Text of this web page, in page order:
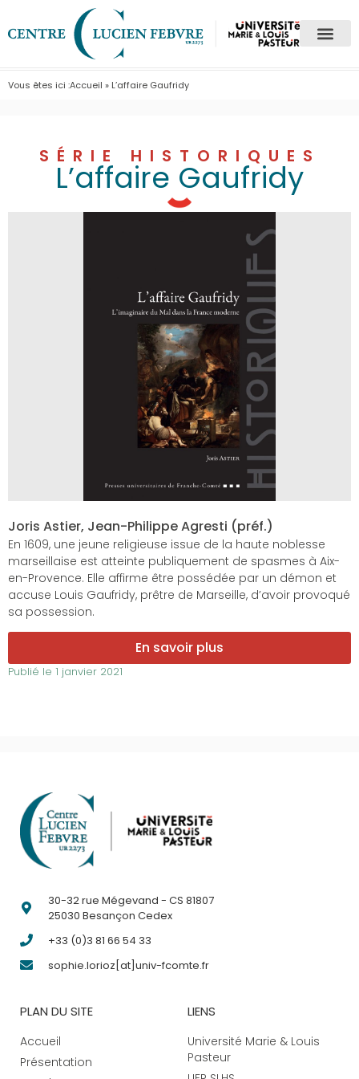
Vous êtes ici :Accueil » L’affaire Gaufridy
SÉRIE HISTORIQUES
L’affaire Gaufridy
Joris Astier, Jean-Philippe Agresti (préf.)
En 1609, une jeune religieuse issue de la haute noblesse
marseillaise est atteinte publiquement de spasmes à Aix-
en-Provence. Elle affirme être possédée par un démon et
accuse Louis Gaufridy, prêtre de Marseille, d’avoir provoqué
sa possession.
En savoir plus
Publié le 1 janvier 2021
30-32 rue Mégevand - CS 81807
25030 Besançon Cedex
+33 (0)3 81 66 54 33
sophie.lorioz[at]univ-fcomte.fr
PLAN DU SITE
Accueil
Présentation
LIENS
Université Marie & Louis
Pasteur